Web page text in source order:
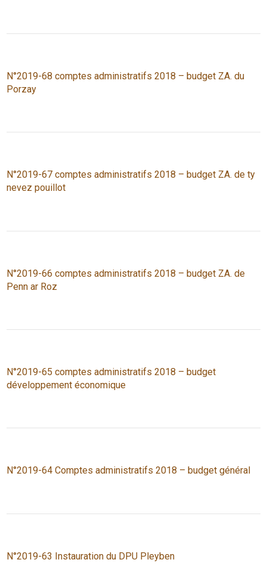
N°2019-68 comptes administratifs 2018 – budget ZA. du
Porzay
N°2019-67 comptes administratifs 2018 – budget ZA. de ty
nevez pouillot
N°2019-66 comptes administratifs 2018 – budget ZA. de
Penn ar Roz
N°2019-65 comptes administratifs 2018 – budget
développement économique
N°2019-64 Comptes administratifs 2018 – budget général
N°2019-63 Instauration du DPU Pleyben